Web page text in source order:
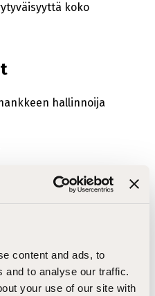
content and ads, to
and to analyse our traffic.
your use of our site with
koko
hallinnoija